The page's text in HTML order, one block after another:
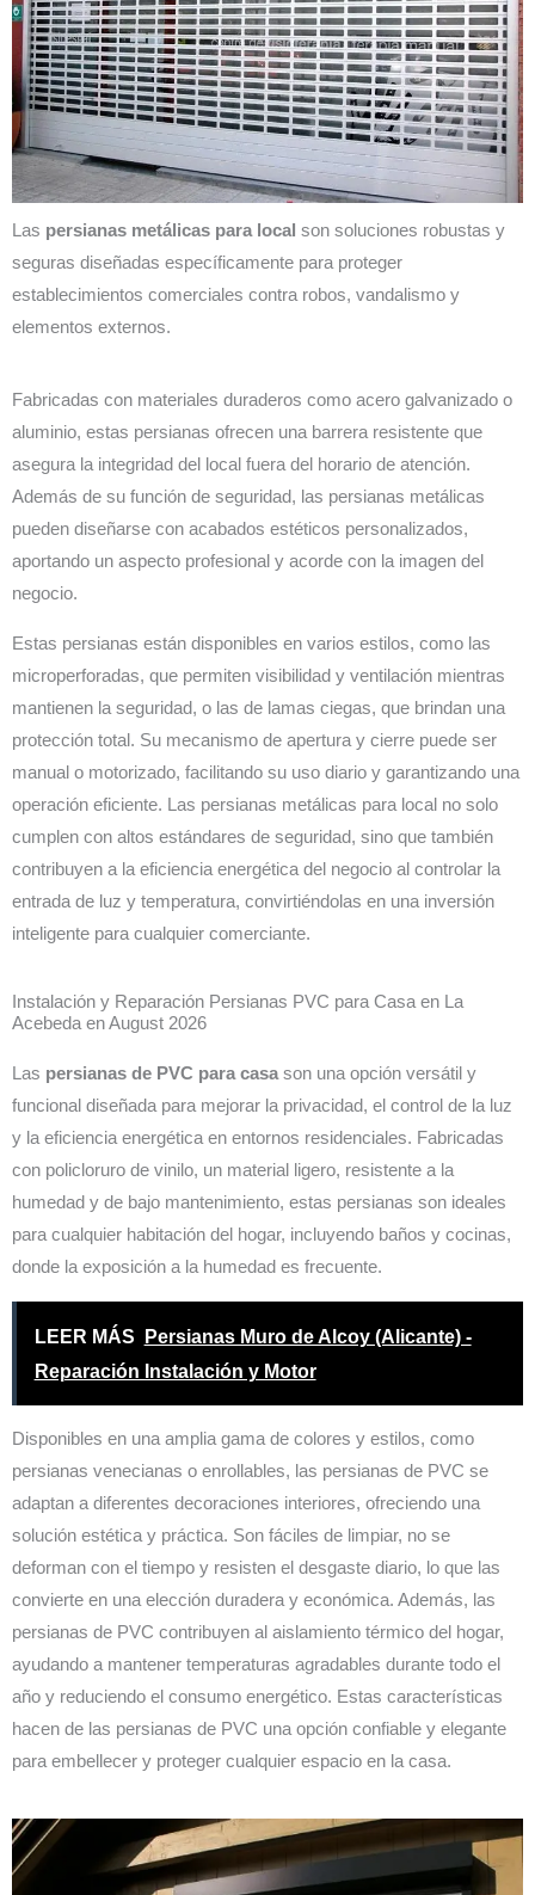
Las persianas metálicas para local son soluciones robustas y
seguras diseñadas específicamente para proteger
establecimientos comerciales contra robos, vandalismo y
elementos externos.
Fabricadas con materiales duraderos como acero galvanizado o
aluminio, estas persianas ofrecen una barrera resistente que
asegura la integridad del local fuera del horario de atención.
Además de su función de seguridad, las persianas metálicas
pueden diseñarse con acabados estéticos personalizados,
aportando un aspecto profesional y acorde con la imagen del
negocio.
Estas persianas están disponibles en varios estilos, como las
microperforadas, que permiten visibilidad y ventilación mientras
mantienen la seguridad, o las de lamas ciegas, que brindan una
protección total. Su mecanismo de apertura y cierre puede ser
manual o motorizado, facilitando su uso diario y garantizando una
operación eficiente. Las persianas metálicas para local no solo
cumplen con altos estándares de seguridad, sino que también
contribuyen a la eficiencia energética del negocio al controlar la
entrada de luz y temperatura, convirtiéndolas en una inversión
inteligente para cualquier comerciante.
Instalación y Reparación Persianas PVC para Casa en La
Acebeda en August 2026
Las persianas de PVC para casason una opción versátil y
funcional diseñada para mejorar la privacidad, el control de la luz
y la eficiencia energética en entornos residenciales. Fabricadas
con policloruro de vinilo, un material ligero, resistente a la
humedad y de bajo mantenimiento, estas persianas son ideales
para cualquier habitación del hogar, incluyendo baños y cocinas,
donde la exposición a la humedad es frecuente.
LEER MÁS
Persianas Muro de Alcoy (Alicante) -
Reparación Instalación y Motor
Disponibles en una amplia gama de colores y estilos, como
persianas venecianas o enrollables, las persianas de PVC se
adaptan a diferentes decoraciones interiores, ofreciendo una
solución estética y práctica. Son fáciles de limpiar, no se
deforman con el tiempo y resisten el desgaste diario, lo que las
convierte en una elección duradera y económica. Además, las
persianas de PVC contribuyen al aislamiento térmico del hogar,
ayudando a mantener temperaturas agradables durante todo el
año y reduciendo el consumo energético. Estas características
hacen de las persianas de PVC una opción confiable y elegante
para embellecer y proteger cualquier espacio en la casa.